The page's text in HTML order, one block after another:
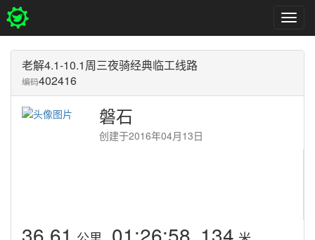
老解4.1-10.1周三夜骑经典临工线路
编码402416
磐石
创建于2016年04月13日
36.61 01:26:58 134